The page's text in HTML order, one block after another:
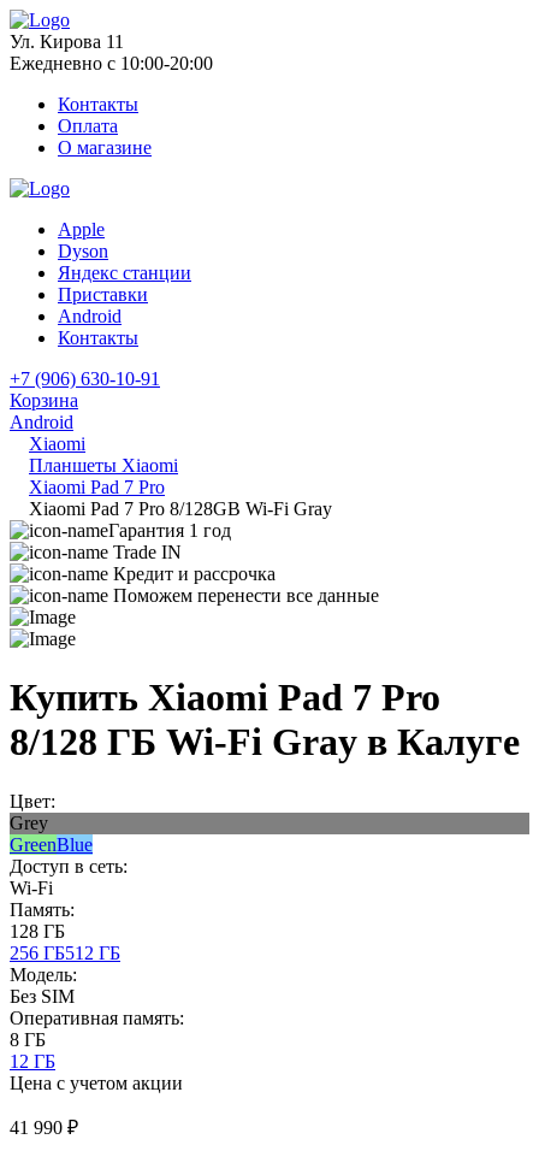
Ул. Кирова 11
Ежедневно с 10:00-20:00
Контакты
Оплата
О магазине
Apple
Dyson
Яндекс станции
Приставки
Android
Контакты
+7 (906) 630-10-91
Корзина
Android
Xiaomi
Планшеты Xiaomi
Xiaomi Pad 7 Pro
Xiaomi Pad 7 Pro 8/128GB Wi-Fi Gray
Гарантия 1 год
Trade IN
Кредит и рассрочка
Поможем перенести все данные
Купить Xiaomi Pad 7 Pro
8/128 ГБ Wi-Fi Gray в Калуге
Цвет:
Grey
GreenBlue
Доступ в сеть:
Wi-Fi
Память:
128 ГБ
256 ГБ512 ГБ
Модель:
Без SIM
Оперативная память:
8 ГБ
12 ГБ
Цена с учетом акции
41 990 ₽